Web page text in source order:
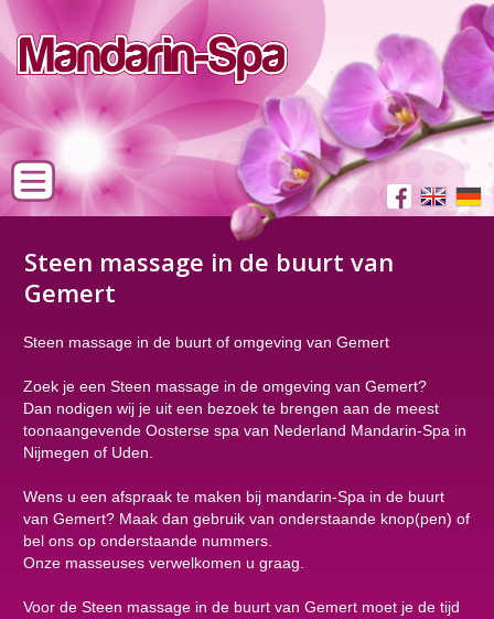
Steen massage in de buurt van
Gemert
Steen massage in de buurt of omgeving van Gemert
Zoek je een Steen massage in de omgeving van Gemert?
Dan nodigen wij je uit een bezoek te brengen aan de meest
toonaangevende Oosterse spa van Nederland Mandarin-Spa in
Nijmegen of Uden.
Wens u een afspraak te maken bij mandarin-Spa in de buurt
van Gemert? Maak dan gebruik van onderstaande knop(pen) of
bel ons op onderstaande nummers.
Onze masseuses verwelkomen u graag.
Voor de Steen massage in de buurt van Gemert moet je de tijd